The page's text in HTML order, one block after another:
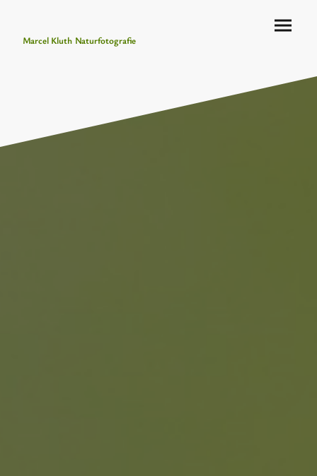
Marcel Kluth Naturfotografie